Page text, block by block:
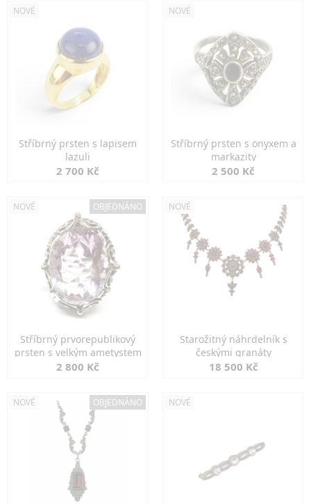
NOVÉ
Stříbrný prsten s lapisem
lazuli
2 700 Kč
NOVÉ
Stříbrný prsten s onyxem a
markazity
2 500 Kč
NOVÉ OBJEDNÁNO
Stříbrný prvorepublikový
prsten s velkým ametystem
2 800 Kč
NOVÉ
Starožitný náhrdelník s
českými granáty
18 500 Kč
NOVÉ OBJEDNÁNO NOVÉ